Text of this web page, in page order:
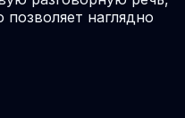
наглядно